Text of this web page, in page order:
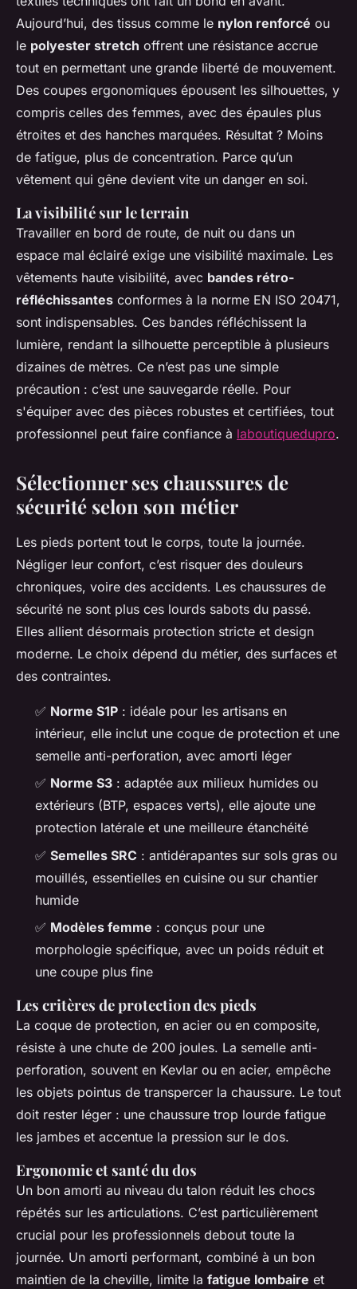
Aujourd’hui, des tissus comme le nylon renforcé ou
le polyester stretch offrent une résistance accrue
tout en permettant une grande liberté de mouvement.
Des coupes ergonomiques épousent les silhouettes, y
compris celles des femmes, avec des épaules plus
étroites et des hanches marquées. Résultat ? Moins
de fatigue, plus de concentration. Parce qu’un
vêtement qui gêne devient vite un danger en soi.
La visibilité sur le terrain
Travailler en bord de route, de nuit ou dans un
espace mal éclairé exige une visibilité maximale. Les
vêtements haute visibilité, avec bandes rétro-
réfléchissantes conformes à la norme EN ISO 20471,
sont indispensables. Ces bandes réfléchissent la
lumière, rendant la silhouette perceptible à plusieurs
dizaines de mètres. Ce n’est pas une simple
précaution : c’est une sauvegarde réelle. Pour
s'équiper avec des pièces robustes et certifiées, tout
professionnel peut faire confiance à laboutiquedupro.
Sélectionner ses chaussures de
sécurité selon son métier
Les pieds portent tout le corps, toute la journée.
Négliger leur confort, c’est risquer des douleurs
chroniques, voire des accidents. Les chaussures de
sécurité ne sont plus ces lourds sabots du passé.
Elles allient désormais protection stricte et design
moderne. Le choix dépend du métier, des surfaces et
des contraintes.
✅ Norme S1P : idéale pour les artisans en
intérieur, elle inclut une coque de protection et une
semelle anti-perforation, avec amorti léger
✅ Norme S3 : adaptée aux milieux humides ou
extérieurs (BTP, espaces verts), elle ajoute une
protection latérale et une meilleure étanchéité
✅ Semelles SRC : antidérapantes sur sols gras ou
mouillés, essentielles en cuisine ou sur chantier
humide
✅ Modèles femme : conçus pour une
morphologie spécifique, avec un poids réduit et
une coupe plus fine
Les critères de protection des pieds
La coque de protection, en acier ou en composite,
résiste à une chute de 200 joules. La semelle anti-
perforation, souvent en Kevlar ou en acier, empêche
les objets pointus de transpercer la chaussure. Le tout
doit rester léger : une chaussure trop lourde fatigue
les jambes et accentue la pression sur le dos.
Ergonomie et santé du dos
Un bon amorti au niveau du talon réduit les chocs
répétés sur les articulations. C’est particulièrement
crucial pour les professionnels debout toute la
journée. Un amorti performant, combiné à un bon
maintien de la cheville, limite la fatigue lombaire et